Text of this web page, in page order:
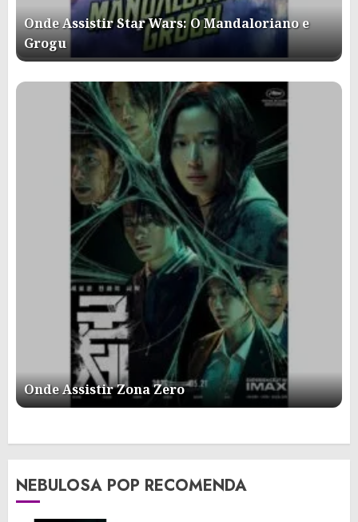
Onde Assistir Star Wars: O Mandaloriano e
Grogu
Onde Assistir Zona Zero
NEBULOSA POP RECOMENDA